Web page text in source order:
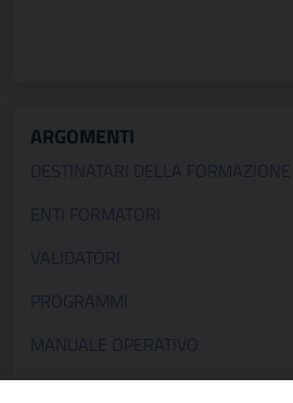
ARGOMENTI
DESTINATARI DELLA FORMAZIONE
ENTI FORMATORI
VALIDATORI
PROGRAMMI
MANUALE OPERATIVO
DM 6 Settembre 2023